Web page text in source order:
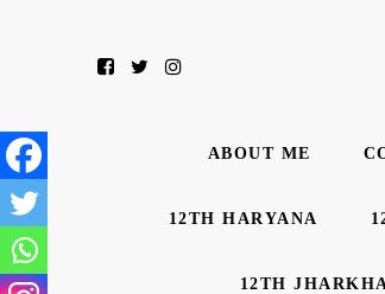
ABOUT ME
12TH HARYANA
12TH